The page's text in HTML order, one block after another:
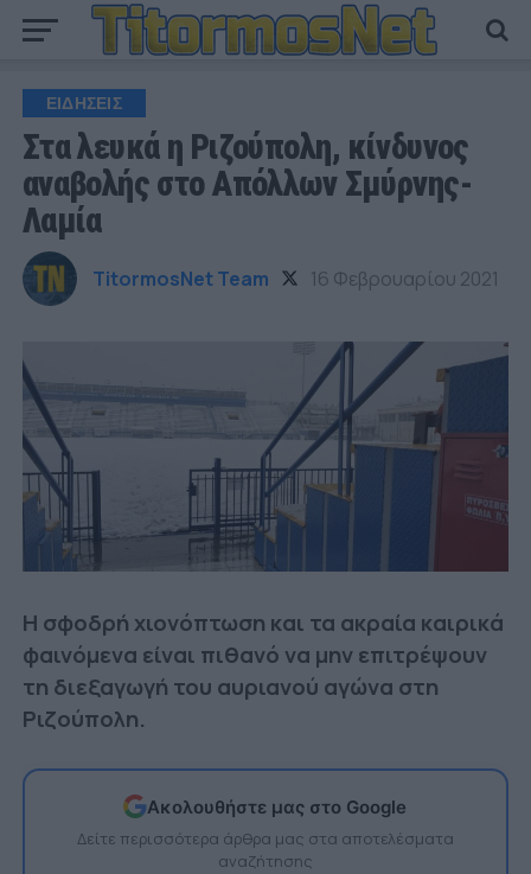
ΕΙΔΗΣΕΙΣ
Στα λευκά η Ριζούπολη, κίνδυνος
αναβολής στο Απόλλων Σμύρνης-
Λαμία
TitormosNet Team 16 Φεβρουαρίου 2021
Η σφοδρή χιονόπτωση και τα ακραία καιρικά
φαινόμενα είναι πιθανό να μην επιτρέψουν
τη διεξαγωγή του αυριανού αγώνα στη
Ριζούπολη.
Ακολουθήστε μας στο Google
Δείτε περισσότερα άρθρα μας στα αποτελέσματα
αναζήτησης